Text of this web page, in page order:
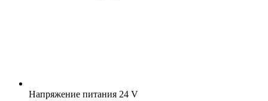
Напряжение питания 24 V